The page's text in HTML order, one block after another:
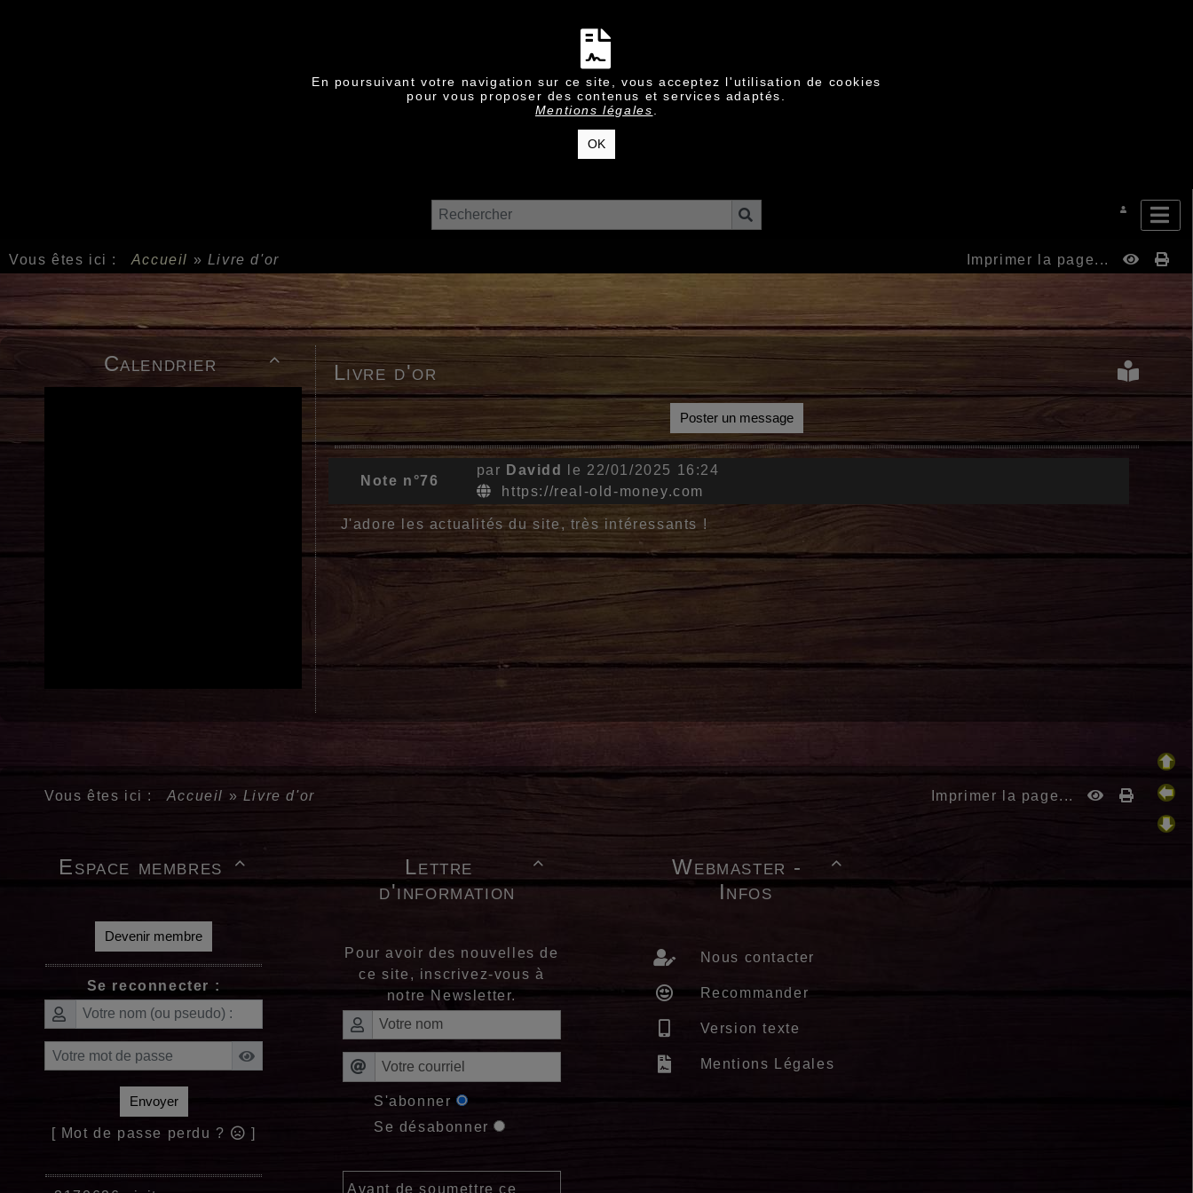
En poursuivant votre navigation sur ce site, vous acceptez l'utilisation de cookies
pour vous proposer des contenus et services adaptés.
Mentions légales
OK
Vous êtes ici : Accueil » Livre d'or Imprimer la page...

Calendrier Livre d'or
Poster un message
Note n°76
par Davidd
le 22/01/2025 16:24
https://real-old-money.com
J'adore les actualités du site, très intéressants !
Vous êtes ici : Accueil » Livre d'or Imprimer la page...

Espace membres
Devenir membre
Se reconnecter :
Envoyer
[ Mot de passe perdu ? ]

Lettre
d'information
Pour avoir des nouvelles de
ce site, inscrivez-vous à
notre Newsletter.
S'abonner
Se désabonner
Avant de soumettre ce

Webmaster -
Infos
Nous contacter
Recommander
Version texte
Mentions Légales